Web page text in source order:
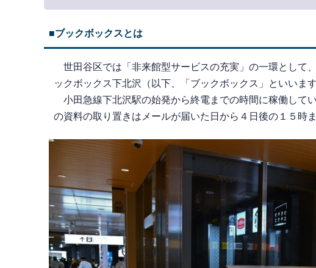
■ブックボックスとは
世田谷区では「非来館型サービスの充実」の一環として
ックボックス下北沢（以下、「ブックボックス」といいま
小田急線下北沢駅の始発から終電までの時間に稼働して
の資料の取り置きはメールが届いた日から４日後の１５時